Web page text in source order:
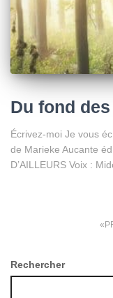
Du fond
Écrivez-moi Je vous
de Marieke Aucante
D’AILLEURS Voix :
Pagination
des
Rechercher